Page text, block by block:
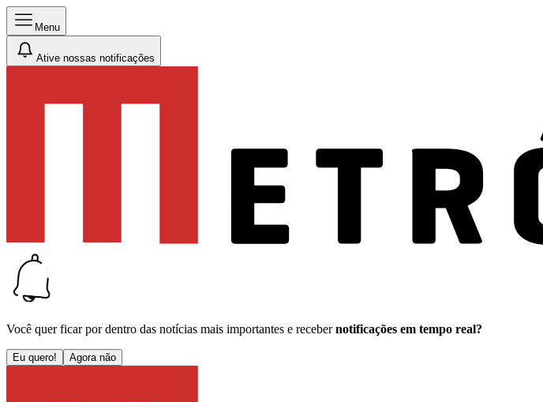
Menu
Ative nossas notificações
Você quer ficar por dentro das notícias mais importantes e receber notificações em tempo real?
Eu quero! Agora não